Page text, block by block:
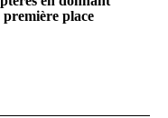
place